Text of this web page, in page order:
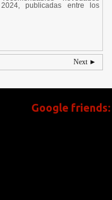
publicadas entre los
Next ►
Google friends: